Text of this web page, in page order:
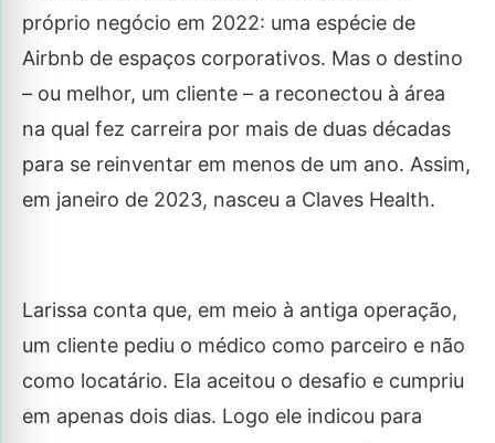
próprio negócio em 2022: uma espécie de
Airbnb de espaços corporativos. Mas o destino
– ou melhor, um cliente – a reconectou à área
na qual fez carreira por mais de duas décadas
para se reinventar em menos de um ano. Assim,
em janeiro de 2023, nasceu a Claves Health.
Larissa conta que, em meio à antiga operação,
um cliente pediu o médico como parceiro e não
como locatário. Ela aceitou o desafio e cumpriu
em apenas dois dias. Logo ele indicou para